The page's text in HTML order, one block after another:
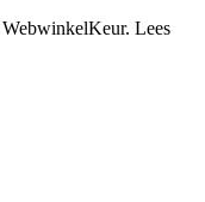
WebwinkelKeur. Lees